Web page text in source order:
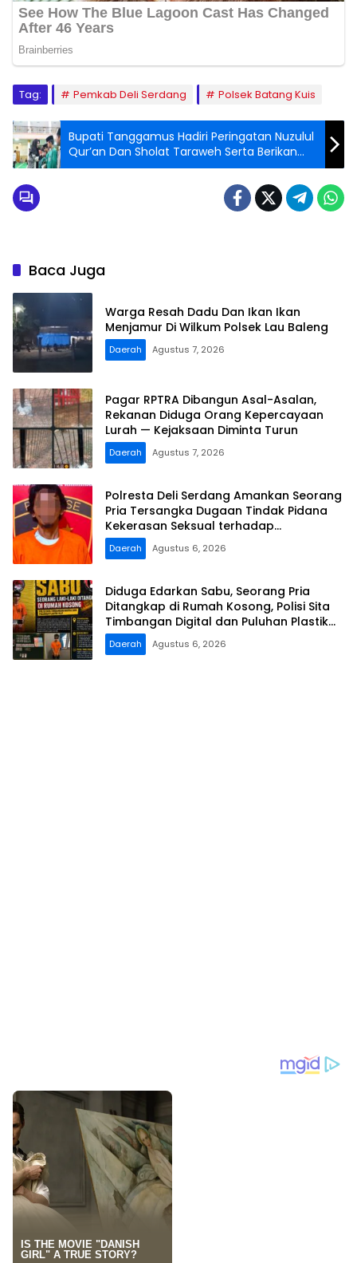
Tag: Pemkab Deli Serdang Polsek Batang Kuis
Bupati Tanggamus Hadiri Peringatan Nuzulul
Qur’an Dan Sholat Taraweh Serta Berikan
Santunan Anak Yatim
Baca Juga
Warga Resah Dadu Dan Ikan Ikan
Menjamur Di Wilkum Polsek Lau Baleng
Daerah Agustus 7, 2026
Pagar RPTRA Dibangun Asal-Asalan,
Rekanan Diduga Orang Kepercayaan
Lurah — Kejaksaan Diminta Turun ​
Daerah Agustus 7, 2026
Polresta Deli Serdang Amankan Seorang
Pria Tersangka Dugaan Tindak Pidana
Kekerasan Seksual terhadap
Penyandang Disabilitas
Daerah Agustus 6, 2026
Diduga Edarkan Sabu, Seorang Pria
Ditangkap di Rumah Kosong, Polisi Sita
Timbangan Digital dan Puluhan Plastik
Klip
Daerah Agustus 6, 2026